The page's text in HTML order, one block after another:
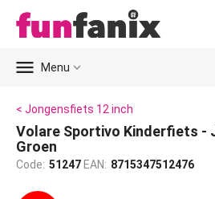
 Menu 
< Jongensfiets 12 inch
Volare Sportivo Kinderfiets -
Groen
Code: 51247 EAN: 8715347512476